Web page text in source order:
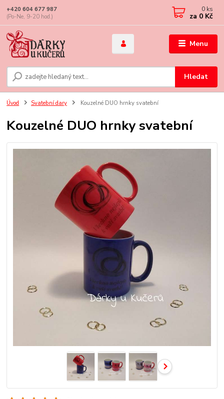
Menu
Hledat
+420 604 677 987
(Po-Ne, 9-20 hod.)
0 ks
za 0 Kč
Úvod Svatební dary Kouzelné DUO hrnky svatební
Kouzelné DUO hrnky svatební